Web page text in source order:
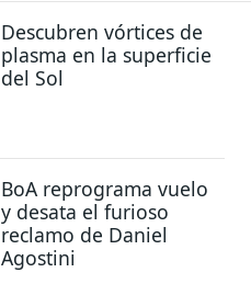
Descubren vórtices de
plasma en la superficie
del Sol
BoA reprograma vuelo
y desata el furioso
reclamo de Daniel
Agostini